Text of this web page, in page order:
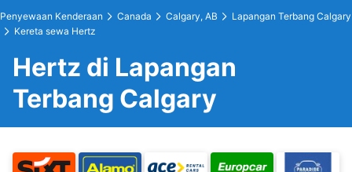
Penyewaan Kenderaan Canada Calgary, AB
Lapangan Terbang Calgary
Kereta sewa Hertz
Hertz di Lapangan
Terbang Calgary